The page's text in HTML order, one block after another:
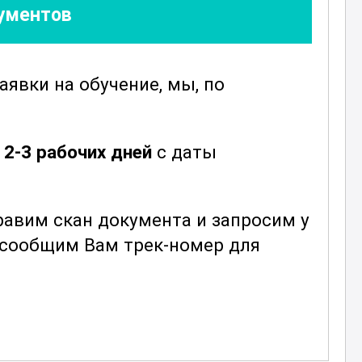
на обучение, мы, по
2-3 рабочих дней с даты
скан документа и запросим у
Вам трек-номер для